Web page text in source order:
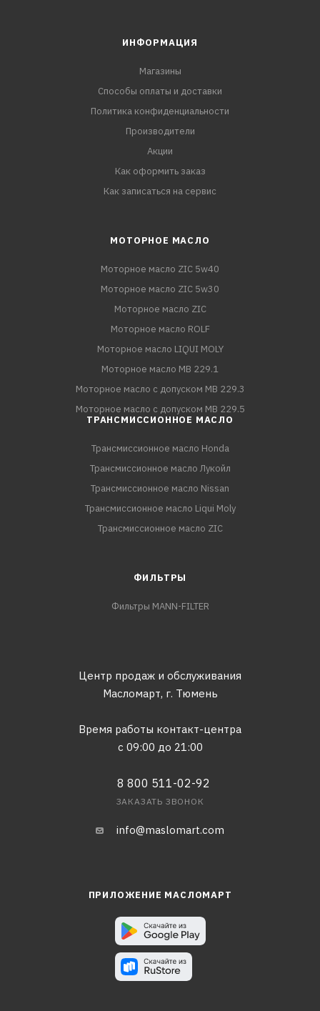
ИНФОРМАЦИЯ
Магазины
Способы оплаты и доставки
Политика конфиденциальности
Производители
Акции
Как оформить заказ
Как записаться на сервис
МОТОРНОЕ МАСЛО
Моторное масло ZIC 5w40
Моторное масло ZIC 5w30
Моторное масло ZIC
Моторное масло ROLF
Моторное масло LIQUI MOLY
Моторное масло MB 229.1
Моторное масло с допуском MB 229.3
Моторное масло с допуском MB 229.5
ТРАНСМИССИОННОЕ МАСЛО
Трансмиссионное масло Honda
Трансмиссионное масло Лукойл
Трансмиссионное масло Nissan
Трансмиссионное масло Liqui Moly
Трансмиссионное масло ZIC
ФИЛЬТРЫ
Фильтры MANN-FILTER
Центр продаж и обслуживания
Масломарт, г. Тюмень
Время работы контакт-центра
с 09:00 до 21:00
8 800 511-02-92
ЗАКАЗАТЬ ЗВОНОК
info@maslomart.com
ПРИЛОЖЕНИЕ МАСЛОМАРТ